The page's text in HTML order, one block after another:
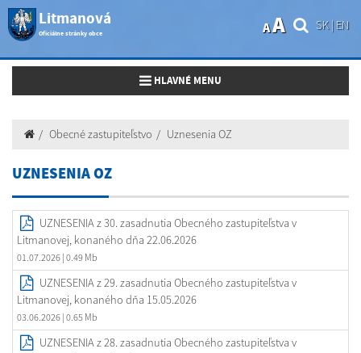
Litmanová
Oficiálne stránky obce
SK| EN
AA
Toggle navigation
HLAVNÉ MENU
Obecné zastupiteľstvo Uznesenia OZ
UZNESENIA OZ
UZNESENIA z 30. zasadnutia Obecného zastupiteľstva v
Litmanovej, konaného dňa 22.06.2026
01.07.2026 | 0.49 Mb
UZNESENIA z 29. zasadnutia Obecného zastupiteľstva v
Litmanovej, konaného dňa 15.05.2026
03.06.2026 | 0.65 Mb
UZNESENIA z 28. zasadnutia Obecného zastupiteľstva v